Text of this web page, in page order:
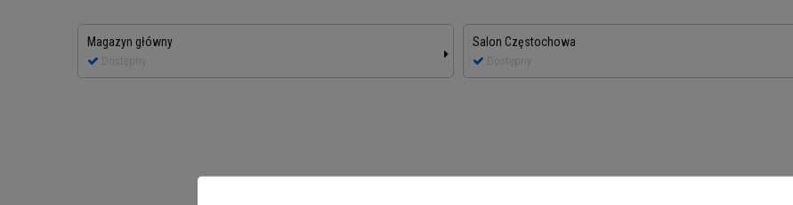
Magazyn główny
Dostępny
Salon Częstochowa
Dostępny